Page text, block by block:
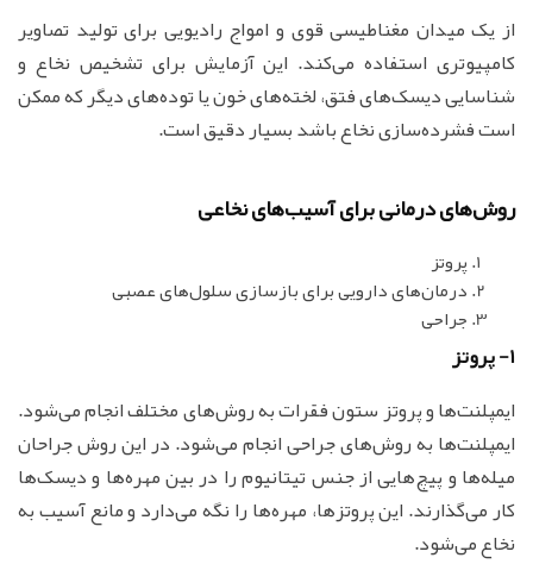
از یک میدان مغناطیسی قوی و امواج رادیویی برای تولید تصاویر
کامپیوتری استفاده می‌کند. این آزمایش برای تشخیص نخاع و
شناسایی دیسک‌های فتق، لخته‌های خون یا توده‌های دیگر که ممکن
است فشرده‌سازی نخاع باشد بسیار دقیق است.
روش‌های درمانی برای آسیب‌های نخاعی
پروتز
درمان‌های دارویی برای بازسازی سلول‌های عصبی
جراحی
1- پروتز
ایمپلنت‌ها و پروتز ستون فقرات به روش‌های مختلف انجام می‌شود.
ایمپلنت‌ها به روش‌های جراحی انجام می‌شود. در این روش جراحان
میله‌ها و پیچ‌هایی از جنس تیتانیوم را در بین مهره‌ها و دیسک‌ها
کار می‌گذارند. این پروتزها، مهره‌ها را نگه می‌دارد و مانع آسیب به
نخاع می‌شود.